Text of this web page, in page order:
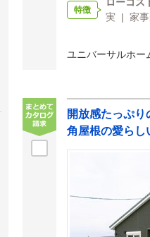
特徴
実 | 家事
ユニバーサルホー
開放感たっぷ
角屋根の愛らし